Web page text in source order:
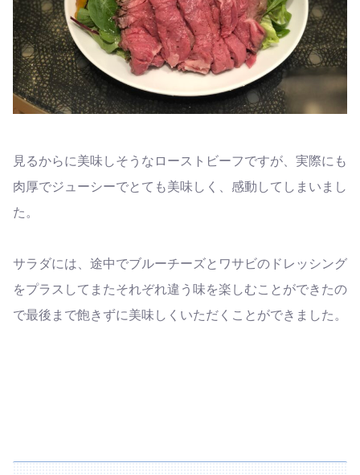
見るからに美味しそうなローストビーフですが、実際にも
肉厚でジューシーでとても美味しく、感動してしまいまし
た。
サラダには、途中でブルーチーズとワサビのドレッシング
をプラスしてまたそれぞれ違う味を楽しむことができたの
で最後まで飽きずに美味しくいただくことができました。